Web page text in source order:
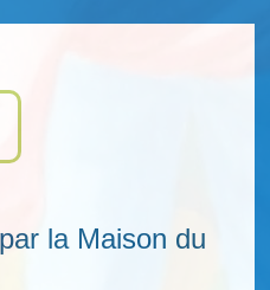
la Maison du